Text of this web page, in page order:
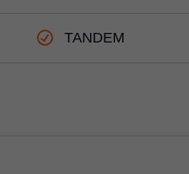
TANDEM